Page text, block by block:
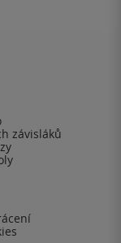
závisláků